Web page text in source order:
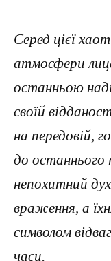
Серед цієї
атмосфери
останньою
своїй
на передовій,
до останнього
непохитний
враження, а
символом
часи.